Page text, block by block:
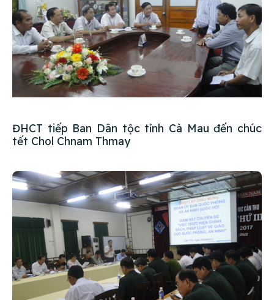
ĐHCT tiếp Ban Dân tộc tỉnh Cà Mau đến chúc
tết Chol Chnam Thmay